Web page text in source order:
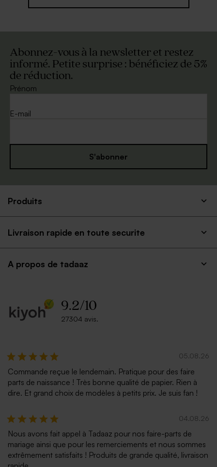
Abonnez-vous à la newsletter et restez
informé. Petite surprise : bénéficiez de 5%
de réduction.
Prénom
E-mail
S'abonner
Produits
Livraison rapide en toute securite
A propos de tadaaz
9.2/10
27304 avis.
05.08.26
Commande reçue le lendemain. Pratique pour des faire
parts de naissance ! Très bonne qualité de papier. Rien à
dire. Et grand choix de modèles à petits prix. Je suis fan !
04.08.26
Nous avons fait appel à Tadaaz pour nos faire-parts de
mariage ainsi que pour les remerciements et nous sommes
extrêmement satisfaits ! Produits de grande qualité, livraison